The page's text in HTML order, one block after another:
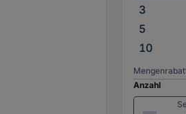
3
5
10
Anzahl